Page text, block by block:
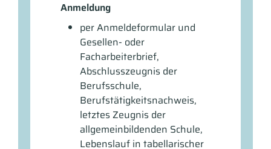
Anmeldung
per Anmeldeformular und
Gesellen- oder
Facharbeiterbrief,
Abschlusszeugnis der
Berufsschule,
Berufstätigkeitsnachweis,
letztes Zeugnis der
allgemeinbildenden Schule,
Lebenslauf in tabellarischer